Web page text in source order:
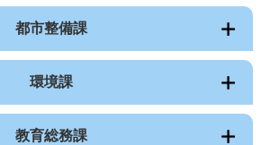
都市整備課
環境課
教育総務課